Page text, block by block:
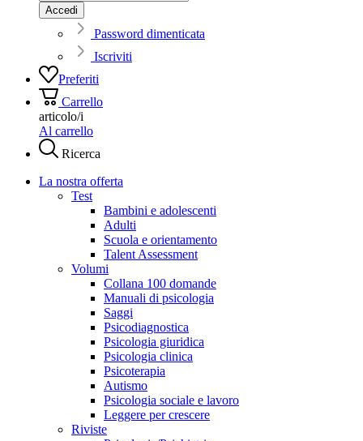
Accedi
Password dimenticata
Iscriviti
Preferiti
Carrello
articolo/i
Al carrello
Ricerca
La nostra offerta
Test
Bambini e adolescenti
Adulti
Scuola e orientamento
Talent Assessment
Volumi
Collana 100 domande
Manuali di psicologia
Saggi
Psicodiagnostica
Psicologia giuridica
Psicologia clinica
Psicoterapia
Autismo
Psicologia sociale e lavoro
Leggere per crescere
Riviste